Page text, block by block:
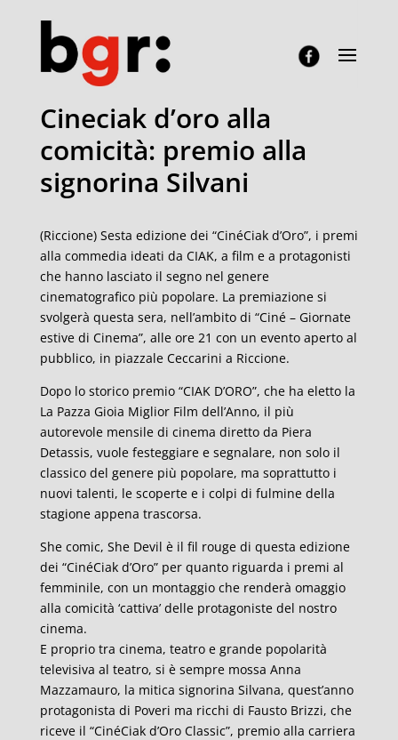
Cineciak d’oro alla
comicità: premio alla
signorina Silvani
(Riccione) Sesta edizione dei “CinéCiak d’Oro”, i premi
alla commedia ideati da CIAK, a film e a protagonisti
che hanno lasciato il segno nel genere
cinematografico più popolare. La premiazione si
svolgerà questa sera, nell’ambito di “Ciné – Giornate
estive di Cinema”, alle ore 21 con un evento aperto al
pubblico, in piazzale Ceccarini a Riccione.
Dopo lo storico premio “CIAK D’ORO”, che ha eletto la
La Pazza Gioia Miglior Film dell’Anno, il più
autorevole mensile di cinema diretto da Piera
Detassis, vuole festeggiare e segnalare, non solo il
classico del genere più popolare, ma soprattutto i
nuovi talenti, le scoperte e i colpi di fulmine della
stagione appena trascorsa.
She comic, She Devil è il fil rouge di questa edizione
dei “CinéCiak d’Oro” per quanto riguarda i premi al
femminile, con un montaggio che renderà omaggio
alla comicità ‘cattiva’ delle protagoniste del nostro
cinema.
E proprio tra cinema, teatro e grande popolarità
televisiva al teatro, si è sempre mossa Anna
Mazzamauro, la mitica signorina Silvana, quest’anno
protagonista di Poveri ma ricchi di Fausto Brizzi, che
riceve il “CinéCiak d’Oro Classic”, premio alla carriera